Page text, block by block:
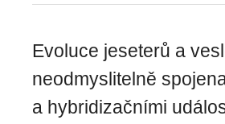
Evoluce jeseterů a
neodmyslitelně
a hybridizačními